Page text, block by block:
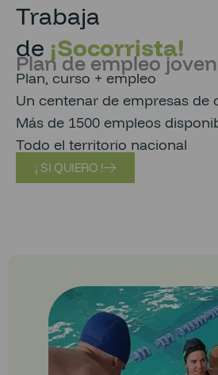
Trabaja
de ¡Socorrista!
Plan de empleo joven
Plan, curso + empleo
Un centenar de empresas de
Más de 1500 empleos
Todo el territorio nacional
¡ SI QUIERO !